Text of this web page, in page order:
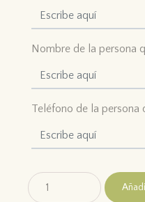
Nombre de la persona
Teléfono de la persona